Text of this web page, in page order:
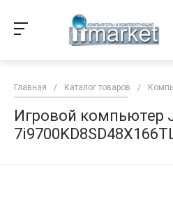
Главная / Каталог товаров /
Игровой компьютер